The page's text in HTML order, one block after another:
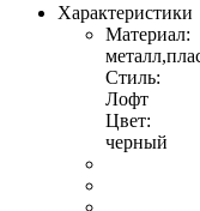
Характеристики
Материал:
Стиль:
Лофт
Цвет:
черный